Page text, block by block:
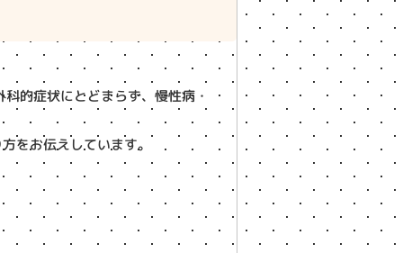
的症状にとどまらず、慢性病・
をお伝えしています。